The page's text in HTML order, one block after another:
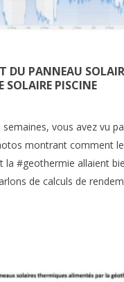
DU PANNEAU
SOLAIRE PISCINE
semaines, vous avez vu
montrant comment
la #geothermie allaient
de calculs de